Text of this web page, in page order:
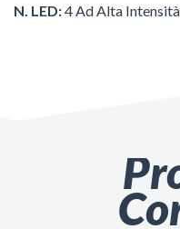
N. LED:4 Ad Alta Intensità